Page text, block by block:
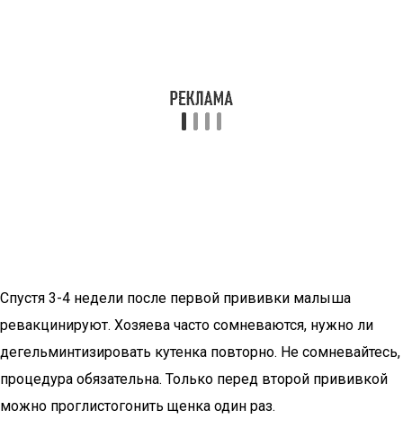
Спустя 3-4 недели после первой прививки малыша
ревакцинируют. Хозяева часто сомневаются, нужно ли
дегельминтизировать кутенка повторно. Не сомневайтесь,
процедура обязательна. Только перед второй прививкой
можно проглистогонить щенка один раз.